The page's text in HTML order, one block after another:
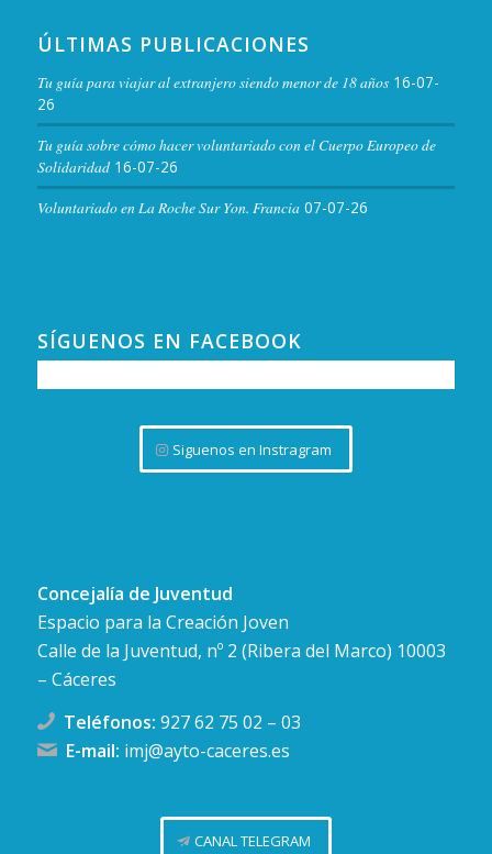
ÚLTIMAS PUBLICACIONES
Tu guía para viajar al extranjero siendo menor de 18 años 16-07-
26
Tu guía sobre cómo hacer voluntariado con el Cuerpo Europeo de
Solidaridad 16-07-26
Voluntariado en La Roche Sur Yon. Francia 07-07-26
SÍGUENOS EN FACEBOOK
Siguenos en Instragram
Concejalía de Juventud
Espacio para la Creación Joven
Calle de la Juventud, nº 2 (Ribera del Marco) 10003
– Cáceres
Teléfonos: 927 62 75 02 – 03
E-mail: imj@ayto-caceres.es
CANAL TELEGRAM